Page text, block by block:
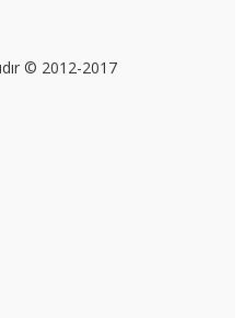
© 2012-2017